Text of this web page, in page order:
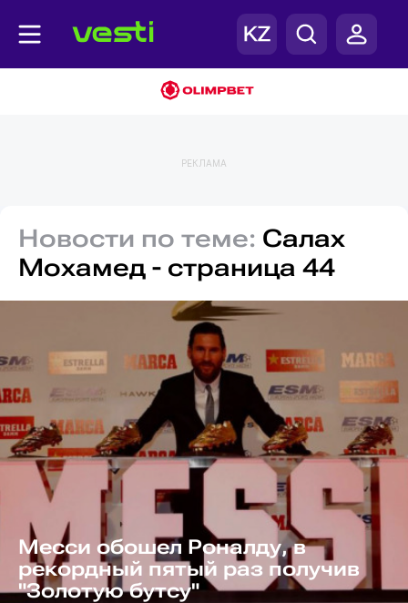
РЕКЛАМА
Новости по теме: Салах
Мохамед - страница 44
Месси обошел Роналду, в
рекордный пятый раз получив
"Золотую бутсу"